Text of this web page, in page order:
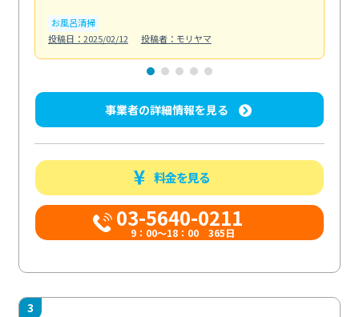
お風呂清掃
投稿日：2025/02/12
投稿者：モリヤマ
事業者の詳細情報を見る
料金を見る
03-5640-0211
9：00～18：00 365日
3